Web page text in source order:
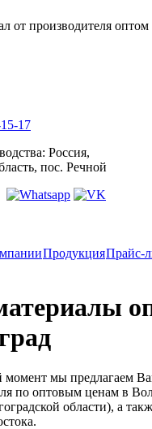
от производителя
17
Россия,
пос. Речной
ПродукцияПрайс-
момент мы предлагаем
по оптовым ценам в
области), а